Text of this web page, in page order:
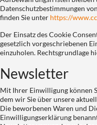
Datenschutzbestimmungen
finden Sie unter https://
Der Einsatz des Cookie
gesetzlich vorgeschriebenen
einzuholen. Rechtsgrundlage
Newsletter
Mit Ihrer Einwilligung können
dem wir Sie über unsere
Die beworbenen Waren und
Einwilligungserklärung